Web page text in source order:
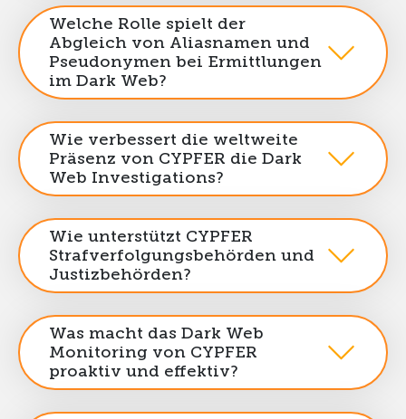
Welche Rolle spielt der
Abgleich von Aliasnamen und
Pseudonymen bei Ermittlungen
im Dark Web?
Wie verbessert die weltweite
Präsenz von CYPFER die Dark
Web Investigations?
Wie unterstützt CYPFER
Strafverfolgungsbehörden und
Justizbehörden?
Was macht das Dark Web
Monitoring von CYPFER
proaktiv und effektiv?